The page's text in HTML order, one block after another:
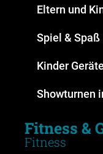
Eltern und
Spiel & Spaß
Kinder
Showturnen
Fitness &
Fitness